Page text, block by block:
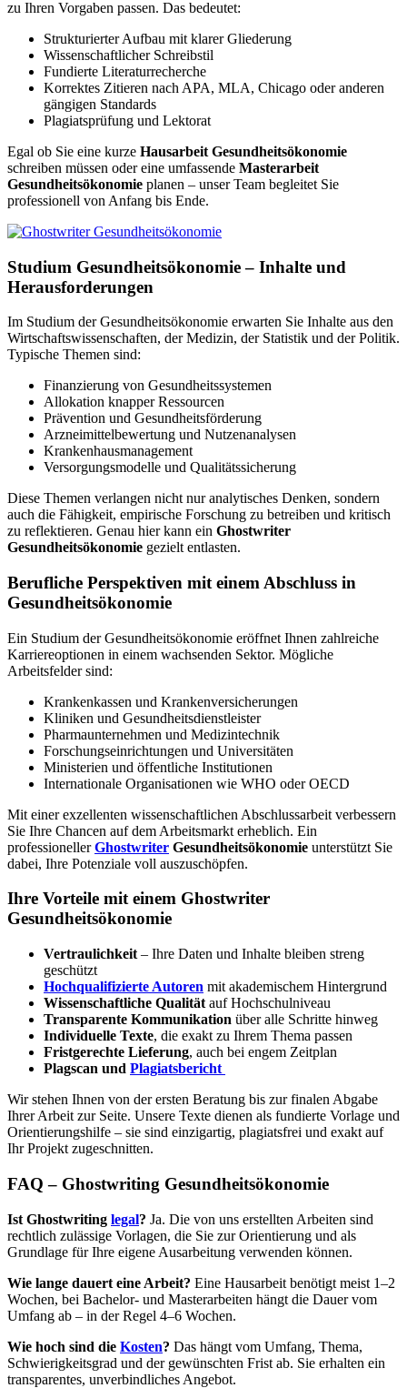
zu Ihren Vorgaben passen. Das bedeutet:
Strukturierter Aufbau mit klarer Gliederung
Wissenschaftlicher Schreibstil
Fundierte Literaturrecherche
Korrektes Zitieren nach APA, MLA, Chicago oder anderen
gängigen Standards
Plagiatsprüfung und Lektorat
Egal ob Sie eine kurze Hausarbeit Gesundheitsökonomie
schreiben müssen oder eine umfassende Masterarbeit
Gesundheitsökonomie planen – unser Team begleitet Sie
professionell von Anfang bis Ende.
Studium Gesundheitsökonomie – Inhalte und
Herausforderungen
Im Studium der Gesundheitsökonomie erwarten Sie Inhalte aus den
Wirtschaftswissenschaften, der Medizin, der Statistik und der Politik.
Typische Themen sind:
Finanzierung von Gesundheitssystemen
Allokation knapper Ressourcen
Prävention und Gesundheitsförderung
Arzneimittelbewertung und Nutzenanalysen
Krankenhausmanagement
Versorgungsmodelle und Qualitätssicherung
Diese Themen verlangen nicht nur analytisches Denken, sondern
auch die Fähigkeit, empirische Forschung zu betreiben und kritisch
zu reflektieren. Genau hier kann ein Ghostwriter
Gesundheitsökonomie gezielt entlasten.
Berufliche Perspektiven mit einem Abschluss in
Gesundheitsökonomie
Ein Studium der Gesundheitsökonomie eröffnet Ihnen zahlreiche
Karriereoptionen in einem wachsenden Sektor. Mögliche
Arbeitsfelder sind:
Krankenkassen und Krankenversicherungen
Kliniken und Gesundheitsdienstleister
Pharmaunternehmen und Medizintechnik
Forschungseinrichtungen und Universitäten
Ministerien und öffentliche Institutionen
Internationale Organisationen wie WHO oder OECD
Mit einer exzellenten wissenschaftlichen Abschlussarbeit verbessern
Sie Ihre Chancen auf dem Arbeitsmarkt erheblich. Ein
professionellerGhostwriter Gesundheitsökonomie unterstützt Sie
dabei, Ihre Potenziale voll auszuschöpfen.
Ihre Vorteile mit einem Ghostwriter
Gesundheitsökonomie
Vertraulichkeit – Ihre Daten und Inhalte bleiben streng
geschützt
Hochqualifizierte Autoren mit akademischem Hintergrund
Wissenschaftliche Qualität auf Hochschulniveau
Transparente Kommunikation über alle Schritte hinweg
Individuelle Texte, die exakt zu Ihrem Thema passen
Fristgerechte Lieferung, auch bei engem Zeitplan
Plagscan und Plagiatsbericht
Wir stehen Ihnen von der ersten Beratung bis zur finalen Abgabe
Ihrer Arbeit zur Seite. Unsere Texte dienen als fundierte Vorlage und
Orientierungshilfe – sie sind einzigartig, plagiatsfrei und exakt auf
Ihr Projekt zugeschnitten.
FAQ – Ghostwriting Gesundheitsökonomie
Ist Ghostwriting legal? Ja. Die von uns erstellten Arbeiten sind
rechtlich zulässige Vorlagen, die Sie zur Orientierung und als
Grundlage für Ihre eigene Ausarbeitung verwenden können.
Wie lange dauert eine Arbeit? Eine Hausarbeit benötigt meist 1–2
Wochen, bei Bachelor- und Masterarbeiten hängt die Dauer vom
Umfang ab – in der Regel 4–6 Wochen.
Wie hoch sind die Kosten? Das hängt vom Umfang, Thema,
Schwierigkeitsgrad und der gewünschten Frist ab. Sie erhalten ein
transparentes, unverbindliches Angebot.